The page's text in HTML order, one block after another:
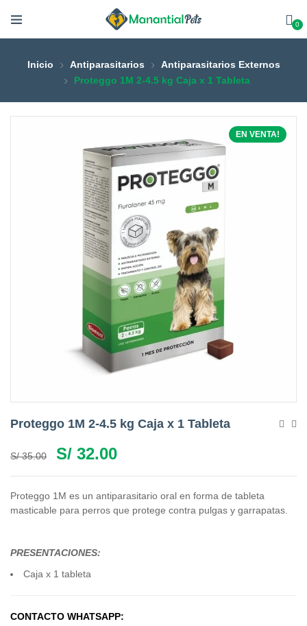
0
Inicio Antiparasitarios
Antiparasitarios Externos
Proteggo 1M 2-4.5 kg Caja x 1 Tableta
EN VENTA!
Proteggo 1M 2-4.5 kg Caja x 1 Tableta
S/35.00 S/ 32.00
Proteggo 1M es un antiparasitario oral en forma de tableta
masticable para perros que protege contra pulgas y garrapatas.
PRESENTACIONES:
Caja x 1 tableta
CONTACTO WHATSAPP: